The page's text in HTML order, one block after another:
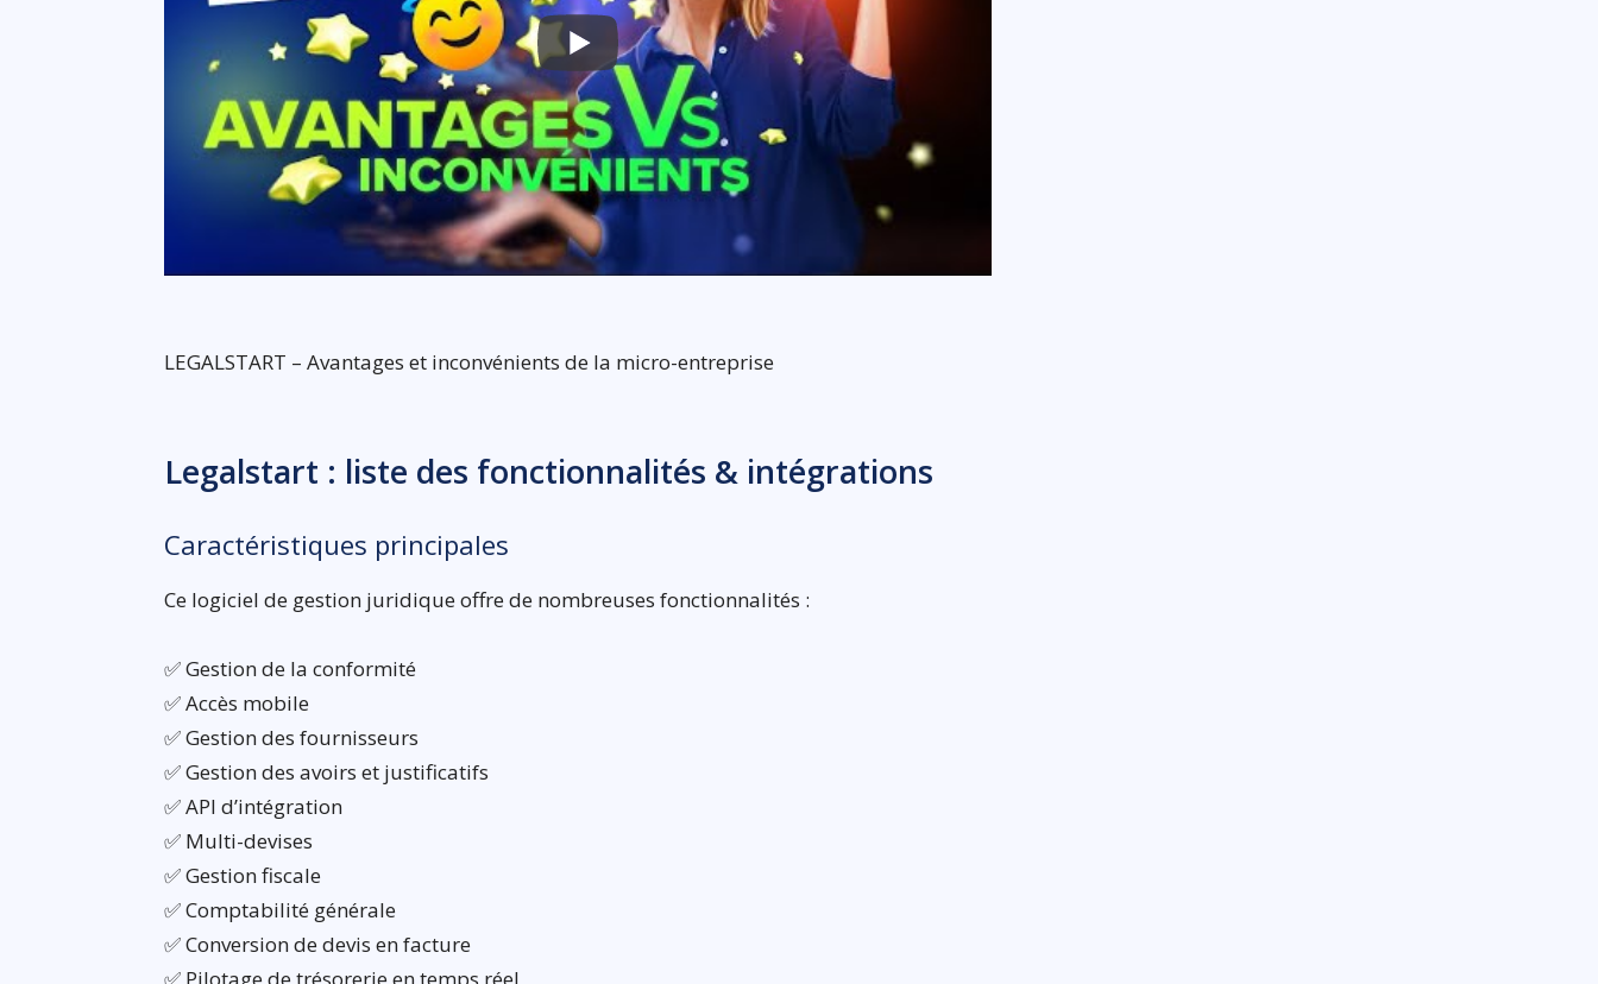
LEGALSTART – Avantages et inconvénients de la micro-entreprise
Legalstart : liste des fonctionnalités & intégrations
Caractéristiques principales
Ce logiciel de gestion juridique offre de nombreuses fonctionnalités :
✅ Gestion de la conformité
✅ Accès mobile
✅ Gestion des fournisseurs
✅ Gestion des avoirs et justificatifs
✅ API d’intégration
✅ Multi-devises
✅ Gestion fiscale
✅ Comptabilité générale
✅ Conversion de devis en facture